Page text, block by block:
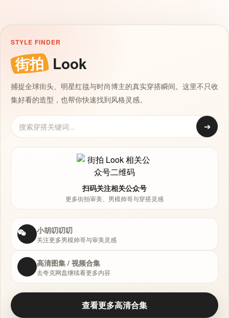
STYLE FINDER
街拍 Look
捕捉全球街头、明星红毯与时尚博主的真实穿搭瞬间。这里不只收
集好看的造型，也帮你快速找到风格灵感。
➔
扫码关注相关公众号
更多街拍审美、男模帅哥与穿搭灵感
小胡叨叨叨
关注更多男模帅哥与审美灵感
高清图集 / 视频合集
去夸克网盘继续看更多内容
查看更多高清合集